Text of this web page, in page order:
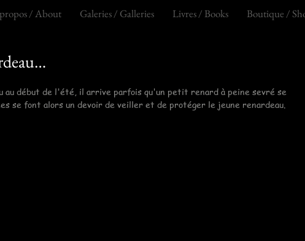
/ About Galeries / Galleries Livres / Books Boutique /
au début de l'été, il arrive parfois qu'un petit renard à peine sevré se
se font alors un devoir de veiller et de protéger le jeune renardeau.